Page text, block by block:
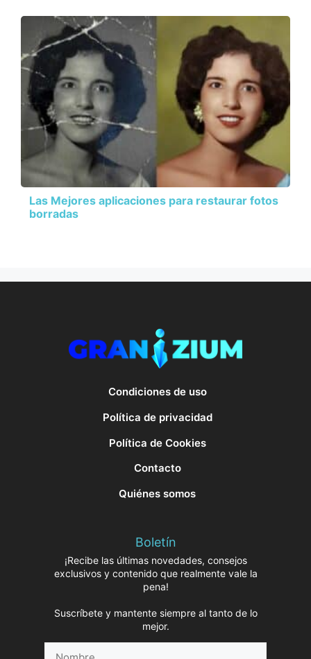
Las Mejores aplicaciones para restaurar fotos
borradas
Condiciones de uso
Política de privacidad
Política de Cookies
Contacto
Quiénes somos
Boletín
¡Recibe las últimas novedades, consejos
exclusivos y contenido que realmente vale la
pena!
Suscríbete y mantente siempre al tanto de lo
mejor.